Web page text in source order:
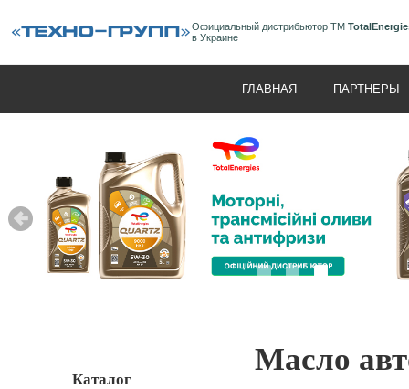
Официальный дистрибьютор ТМ
в Украине
ГЛАВНАЯ ПАРТНЕРЫ
Каталог
Масло